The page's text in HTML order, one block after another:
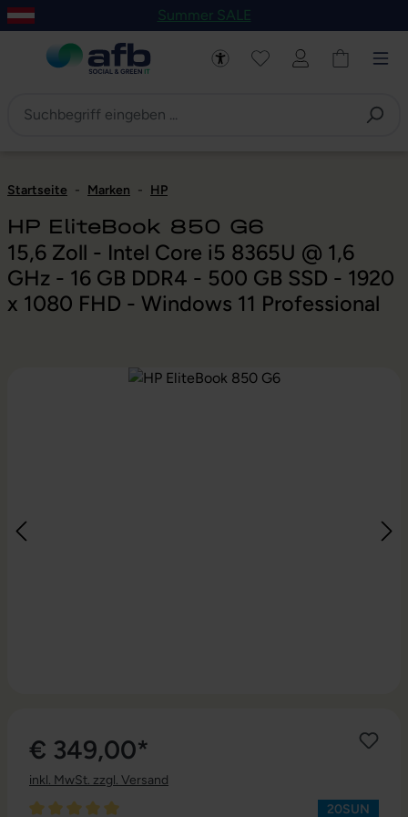
Hauptinhalt springen
Zur Navigation der B2B-Plattform springen
Summer SALE
Startseite - Marken - HP
HP EliteBook 850 G6
15,6 Zoll - Intel Core i5 8365U @ 1,6
GHz - 16 GB DDR4 - 500 GB SSD - 1920
x 1080 FHD - Windows 11 Professional
Bildergalerie überspringen
€ 349,00*
inkl. MwSt. zzgl. Versand
20SUN